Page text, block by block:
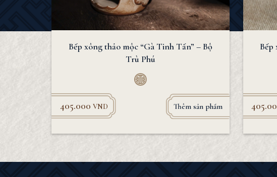
Bếp xông thảo mộc “Gà Tinh Tấn” – Bộ
Trù Phú
405.000 VND Thêm sản phẩm
Bếp